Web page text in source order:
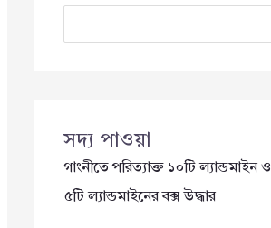
সদ্য পাওয়া
গাংনীতে পরিত্যাক্ত ১০টি ল্যান্ডমাইন ও
৫টি ল্যান্ডমাইনের বক্স উদ্ধার